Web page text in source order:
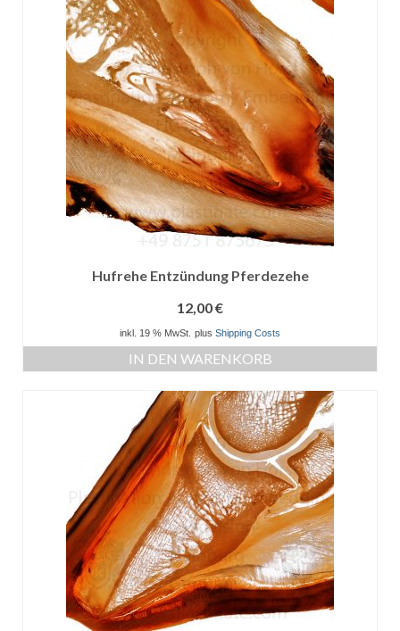
Hufrehe Entzündung Pferdezehe
12,00€
inkl. 19 % MwSt. plus Shipping Costs
IN DEN WARENKORB